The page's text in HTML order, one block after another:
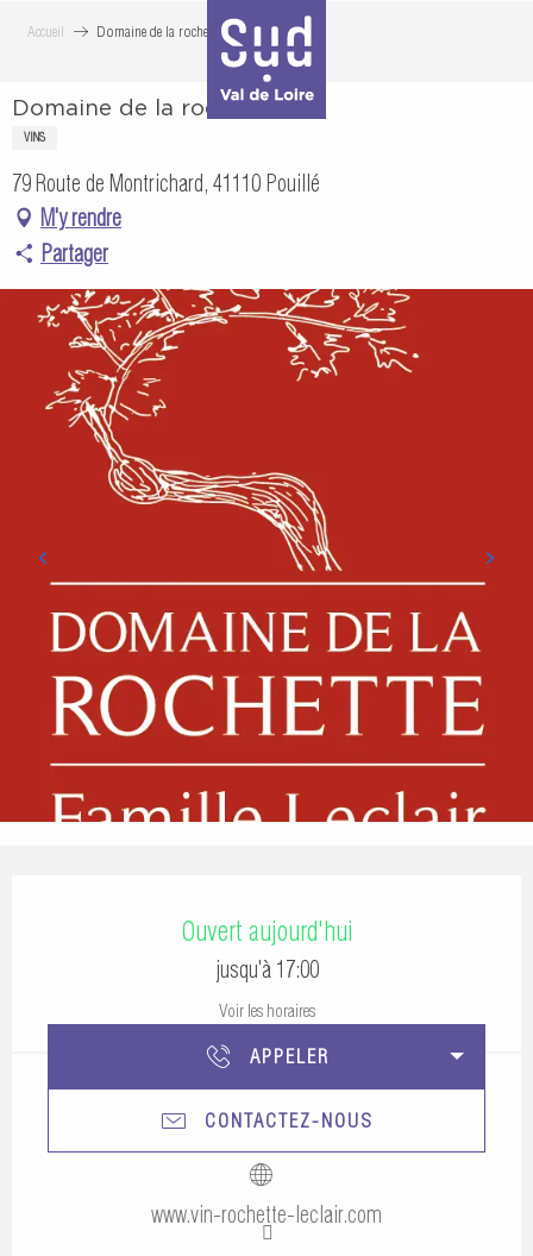
principal
Accueil Domaine de la rochette
Domaine de la rochette
VINS
79 Route de Montrichard, 41110 Pouillé
M'y rendre
Partager
Ouvert aujourd'hui
jusqu'à 17:00
Voir les horaires
APPELER
CONTACTEZ-NOUS
www.vin-rochette-leclair.com